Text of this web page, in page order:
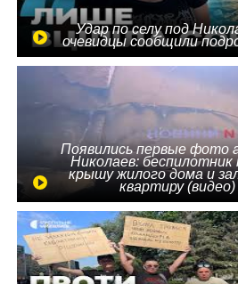
Удар по селу под
очевидцы сообщили
Появились первые фото
Николаев: беспилотник
крышу жилого дома и
квартиру (видео)